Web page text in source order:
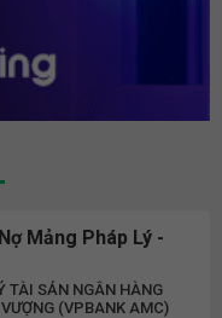
Mảng Pháp Lý -
TÀI SẢN NGÂN HÀNG
(VPBANK AMC)